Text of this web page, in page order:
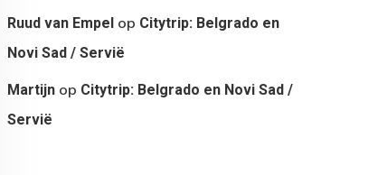
Ruud van Empelop Citytrip: Belgrado en
Novi Sad / Servië
Martijnop Citytrip: Belgrado en Novi Sad /
Servië